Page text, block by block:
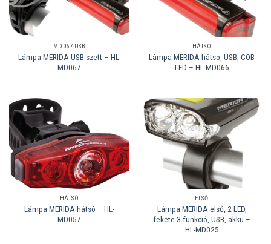
MD067 USB
Lámpa MERIDA USB szett – HL-
MD067
HÁTSÓ
Lámpa MERIDA hátsó, USB, COB
LED – HL-MD066
HÁTSÓ
Lámpa MERIDA hátsó – HL-
MD057
ELSŐ
Lámpa MERIDA első, 2 LED,
fekete 3 funkció, USB, akku –
HL-MD025